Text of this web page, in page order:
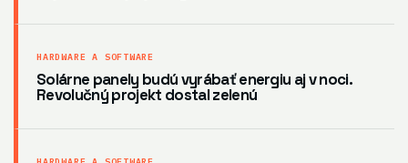
HARDWARE A SOFTWARE
Solárne panely budú vyrábať energiu aj v noci.
Revolučný projekt dostal zelenú